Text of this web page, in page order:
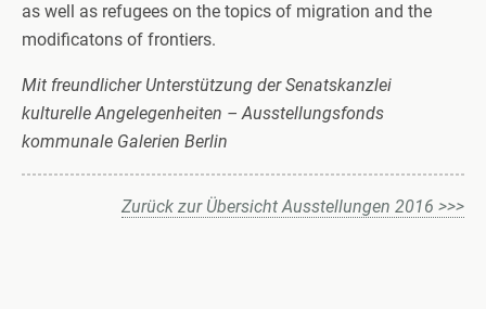
as well as refugees on the topics of migration and the
modificatons of frontiers.
Mit freundlicher Unterstützung der Senatskanzlei
kulturelle Angelegenheiten – Ausstellungsfonds
kommunale Galerien Berlin
Zurück zur Übersicht Ausstellungen 2016 >>>